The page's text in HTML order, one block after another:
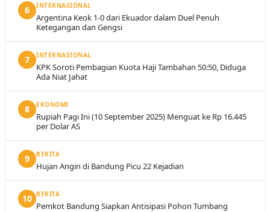
6 INTERNASIONAL
Argentina Keok 1-0 dari Ekuador dalam Duel Penuh
Ketegangan dan Gengsi
7 INTERNASIONAL
KPK Soroti Pembagian Kuota Haji Tambahan 50:50, Diduga
Ada Niat Jahat
8 EKONOMI
Rupiah Pagi Ini (10 September 2025) Menguat ke Rp 16.445
per Dolar AS
9 BERITA
Hujan Angin di Bandung Picu 22 Kejadian
10 BERITA
Pemkot Bandung Siapkan Antisipasi Pohon Tumbang